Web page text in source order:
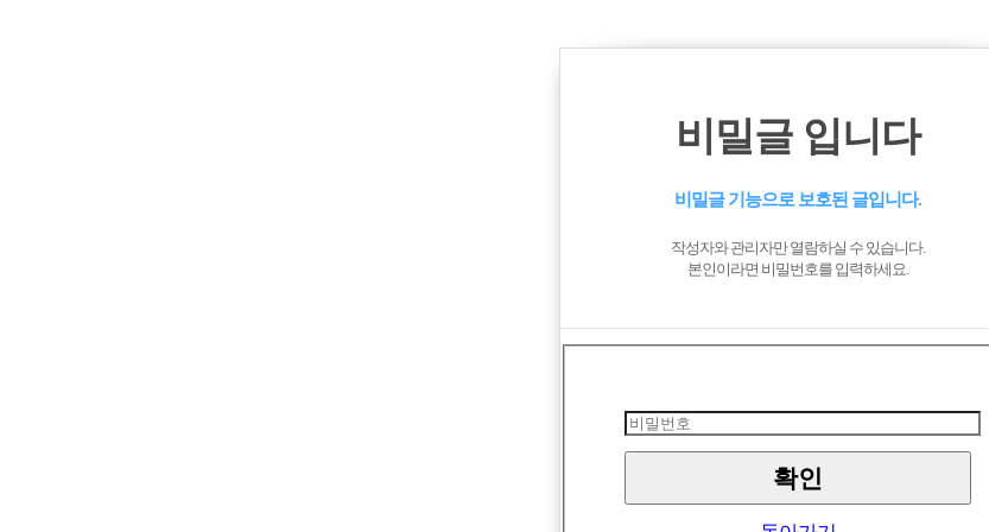
비밀글 입니다
비밀글 기능으로 보호된 글입니다.
작성자와 관리자만 열람하실 수 있습니다.
본인이라면 비밀번호를 입력하세요.